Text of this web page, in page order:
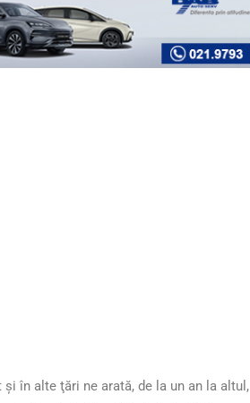
în alte ţări ne arată, de la un an la altul,